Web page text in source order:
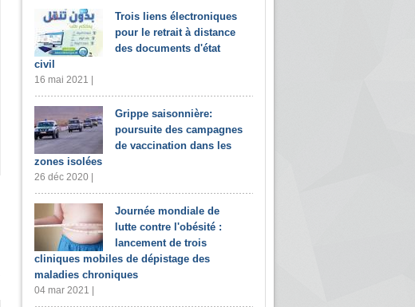
Trois liens électroniques
pour le retrait à distance
des documents d'état
civil
16 mai 2021 |
Grippe saisonnière:
poursuite des campagnes
de vaccination dans les
zones isolées
26 déc 2020 |
Journée mondiale de
lutte contre l'obésité :
lancement de trois
cliniques mobiles de dépistage des
maladies chroniques
04 mar 2021 |